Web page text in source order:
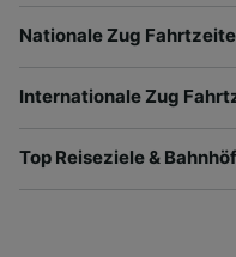
Nationale Zug
Internationale Zug
Top Reiseziele &